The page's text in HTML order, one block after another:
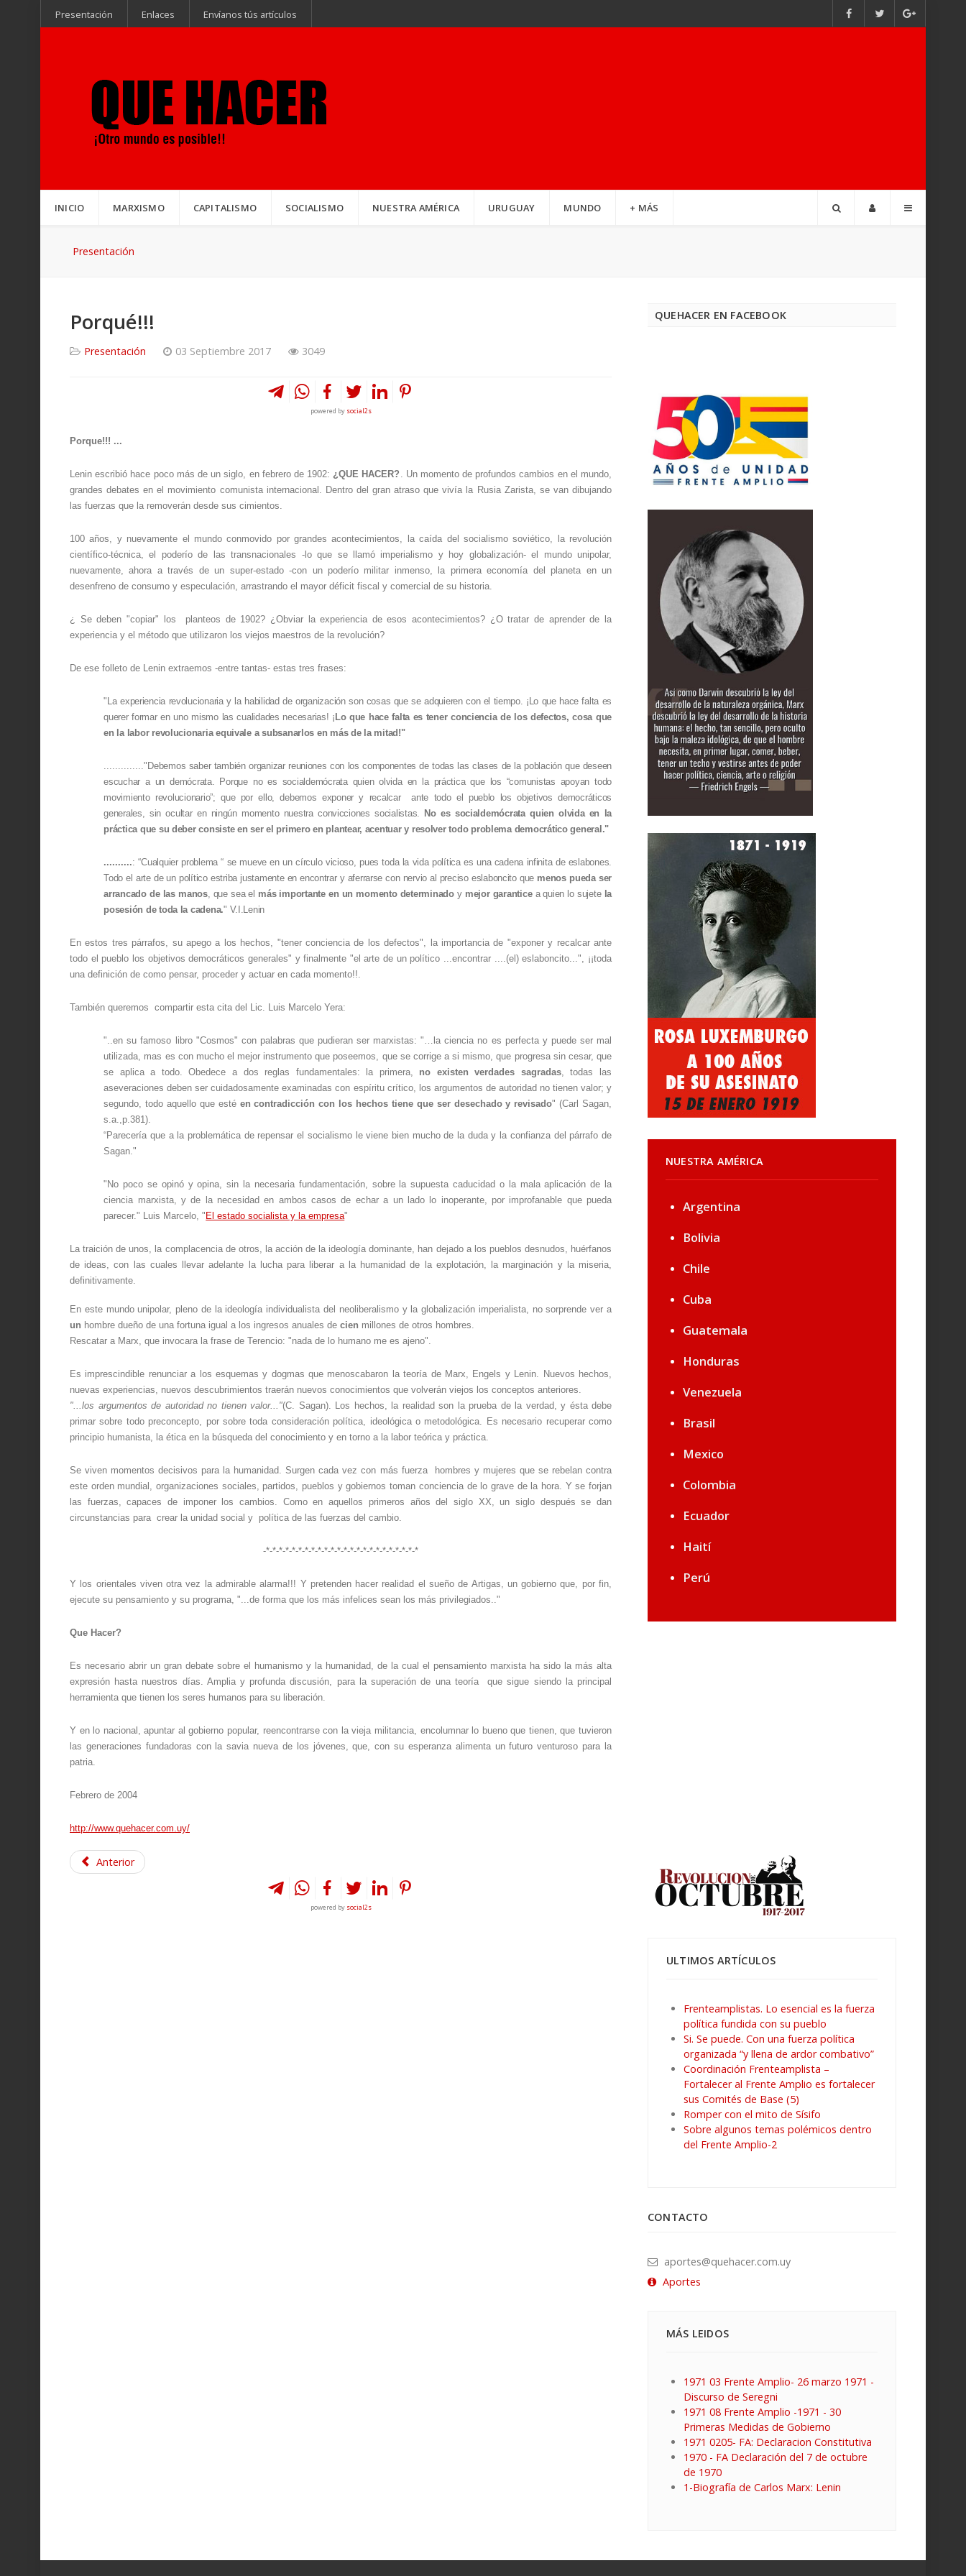
Presentación Enlaces Envíanos tús artículos
INICIO MARXISMO CAPITALISMO SOCIALISMO NUESTRA AMÉRICA URUGUAY MUNDO + MÁS
Presentación
Porqué!!!
Presentación 03 Septiembre 2017 3049
powered by social2s
Porque!!! ...
Lenin escribió hace poco más de un siglo, en febrero de 1902: ¿QUE HACER? . Un momento de profundos cambios en el mundo,
grandes debates en el movimiento comunista internacional. Dentro del gran atraso que vivía la Rusia Zarista, se van dibujando
las fuerzas que la removerán desde sus cimientos.
100 años, y nuevamente el mundo conmovido por grandes acontecimientos, la caída del socialismo soviético, la revolución
científico-técnica, el poderío de las transnacionales -lo que se llamó imperialismo y hoy globalización- el mundo unipolar,
nuevamente, ahora a través de un super-estado -con un poderío militar inmenso, la primera economía del planeta en un
desenfreno de consumo y especulación, arrastrando el mayor déficit fiscal y comercial de su historia.
¿ Se deben "copiar" los planteos de 1902? ¿Obviar la experiencia de esos acontecimientos? ¿Otratar de aprenderde la
experiencia y el método que utilizaron los viejos maestros de la revolución?
De ese folleto de Lenin extraemos -entre tantas- estas tres frases:
" La experiencia revolucionaria y la habilidad de organización son cosas que se adquieren con el tiempo. ¡Lo que hace falta es
querer formar en uno mismo las cualidades necesarias! ¡ Lo que hace falta es tener conciencia de los defectos, cosa que
en la labor revolucionaria equivale a subsanarlos en más de la mitad!"
.............." Debemos saber también organizar reuniones con los componentes de todas las clases de la población que deseen
escuchar a un demócrata. Porque no es socialdemócrata quien olvida en la práctica que los “comunistas apoyan todo
movimiento revolucionario”; que por ello, debemos exponer y recalcar ante todo el pueblo los objetivos democráticos
generales, sin ocultar en ningún momento nuestra convicciones socialistas.
No es socialdemócrata quien olvida en la
práctica que su deber consiste en ser el primero en plantear, acentuar y resolver todo problema democrático general."
..........: “Cualquier problema “ se mueve en un círculo vicioso, pues toda la vida política es una cadena infinita de eslabones.
Todo el arte de un político estriba justamente en encontrar y aferrarse con nervio al preciso eslaboncito que menos pueda ser
arrancado de las manos, que sea el más importante en un momento determinado y mejor garanticea quien lo sujete la
posesión de toda la cadena." V.I.Lenin
En estos tres párrafos, su apego a los hechos, "tener conciencia de los defectos", la importancia de "exponer y recalcar ante
todo el pueblo los objetivos democráticos generales" y finalmente "el arte de un político ...encontrar ....(el) eslaboncito...", ¡¡toda
una definición de como pensar, proceder y actuar en cada momento!!.
También queremos compartir esta cita del Lic. Luis Marcelo Yera:
"..en su famoso libro "Cosmos" con palabras que pudieran ser marxistas: "…la ciencia no es perfecta y puede ser mal
utilizada, mas es con mucho el mejor instrumento que poseemos, que se corrige a si mismo, que progresa sin cesar, que
se aplica a todo. Obedece a dos reglas fundamentales: la primera, no existen verdades sagradas, todas las
aseveraciones deben ser cuidadosamente examinadas con espíritu crítico, los argumentos de autoridad no tienen valor; y
segundo, todo aquello que esté en contradicción con los hechos tiene que ser desechado y revisado" (Carl Sagan,
s.a.,p.381).
“Parecería que a la problemática de repensar el socialismo le viene bien mucho de la duda y la confianza del párrafo de
Sagan."
"No poco se opinó y opina, sin la necesaria fundamentación, sobre la supuesta caducidad o la mala aplicación de la
ciencia marxista, y de la necesidad en ambos casos de echar a un lado lo inoperante, por improfanable que pueda
parecer." Luis Marcelo, " El estado socialista y la empresa"
La traición de unos, la complacencia de otros, la acción de la ideología dominante, han dejado a los pueblos desnudos, huérfanos
de ideas, con las cuales llevar adelante la lucha para liberar a la humanidad de la explotación, la marginación y la miseria,
definitivamente.
En este mundo unipolar, pleno de la ideología individualista del neoliberalismo y la globalización imperialista, no sorprende ver a
un hombre dueño de una fortuna igual a los ingresos anuales de cien millones de otros hombres.
Rescatar a Marx, que invocara la frase de Terencio: "nada de lo humano me es ajeno".
Es imprescindible renunciar a los esquemas y dogmas que menoscabaron la teoría de Marx, Engels y Lenin. Nuevos hechos,
nuevas experiencias, nuevos descubrimientos traerán nuevos conocimientos que volverán viejos los conceptos anteriores.
"...los argumentos de autoridad no tienen valor..."(C. Sagan). Los hechos, la realidad son la prueba de la verdad, y ésta debe
primar sobre todo preconcepto, por sobre toda consideración política, ideológica o metodológica. Es necesario recuperar como
principio humanista, la ética en la búsqueda del conocimiento y en torno a la labor teórica y práctica.
Se viven momentos decisivos para la humanidad. Surgen cada vez con más fuerza hombres y mujeres que se rebelan contra
este orden mundial, organizaciones sociales, partidos, pueblos y gobiernos toman conciencia de lo grave de la hora. Y se forjan
las fuerzas, capaces de imponer los cambios. Como en aquellos primeros años del siglo XX, un siglo después se dan
circunstancias para crear la unidad social y política de las fuerzas del cambio.
-*-*-*-*-*-*-*-*-*-*-*-*-*-*-*-*-*-*-*-*-*-*-*-*
Y los orientales viven otra vez la admirable alarma!!! Y pretenden hacer realidad el sueño de Artigas, un gobierno que, por fin,
ejecute su pensamiento y su programa, "...de forma que los más infelices sean los más privilegiados.."
Que Hacer?
Es necesario abrir un gran debate sobre el humanismo y la humanidad, de la cual el pensamiento marxista ha sido la más alta
expresión hasta nuestros días. Amplia y profunda discusión, para la superación de una teoría que sigue siendo la principal
herramienta que tienen los seres humanos para su liberación.
Y en lo nacional, apuntar al gobierno popular, reencontrarse con la vieja militancia, encolumnar lo bueno que tienen, que tuvieron
las generaciones fundadoras con la savia nueva de los jóvenes, que, con su esperanza alimenta un futuro venturoso para la
patria.
Febrero de 2004
http://www.quehacer.com.uy/
Anterior
powered by social2s
QUEHACER EN FACEBOOK
NUESTRA AMÉRICA
Argentina
Bolivia
Chile
Cuba
Guatemala
Honduras
Venezuela
Brasil
Mexico
Colombia
Ecuador
Haití
Perú
ULTIMOS ARTÍCULOS
Frenteamplistas. Lo esencial es la fuerza
política fundida con su pueblo
Si. Se puede. Con una fuerza política
organizada “y llena de ardor combativo”
Coordinación Frenteamplista –
Fortalecer al Frente Amplio es fortalecer
sus Comités de Base (5)
Romper con el mito de Sísifo
Sobre algunos temas polémicos dentro
del Frente Amplio-2
CONTACTO
aportes@quehacer.com.uy
Aportes
MÁS LEIDOS
1971 03 Frente Amplio- 26 marzo 1971 -
Discurso de Seregni
1971 08 Frente Amplio -1971 - 30
Primeras Medidas de Gobierno
1971 0205- FA: Declaracion Constitutiva
1970 - FA Declaración del 7 de octubre
de 1970
1-Biografía de Carlos Marx: Lenin